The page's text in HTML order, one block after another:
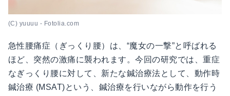
(C) yuuuu - Fotolia.com
急性腰痛症（ぎっくり腰）は、“魔女の一撃”と呼ばれる
ほど、突然の激痛に襲われます。今回の研究では、重症
なぎっくり腰に対して、新たな鍼治療法として、動作時
鍼治療 (MSAT)という、鍼治療を行いながら動作を行う